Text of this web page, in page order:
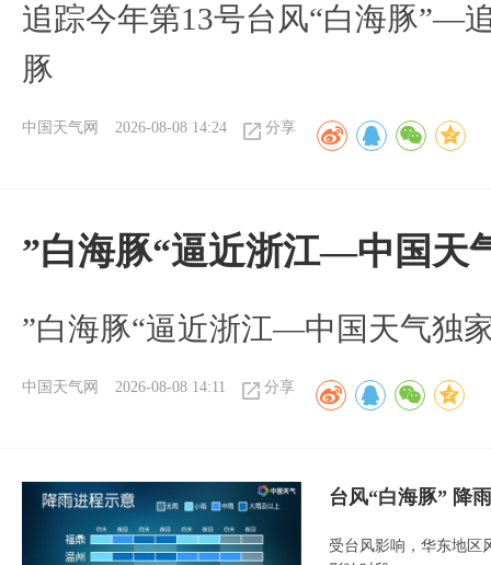
追踪今年第13号台风“白海豚”—
豚
中国天气网 2026-08-08 14:24 分享
”白海豚“逼近浙江—中国天
​”白海豚“逼近浙江—中国天气独
中国天气网 2026-08-08 14:11 分享
台风“白海豚” 降
受台风影响，华东地区